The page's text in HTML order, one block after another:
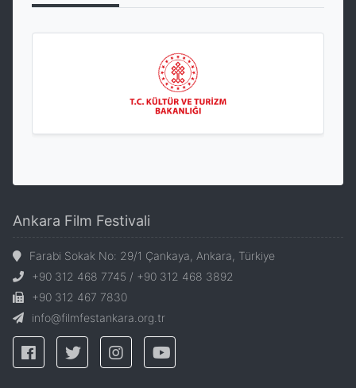
Ankara Film Festivali
Farabi Sokak No: 29/1 Çankaya, Ankara, Türkiye
+90 312 468 7745 / +90 312 468 3892
+90 312 467 7830
info@filmfestankara.org.tr